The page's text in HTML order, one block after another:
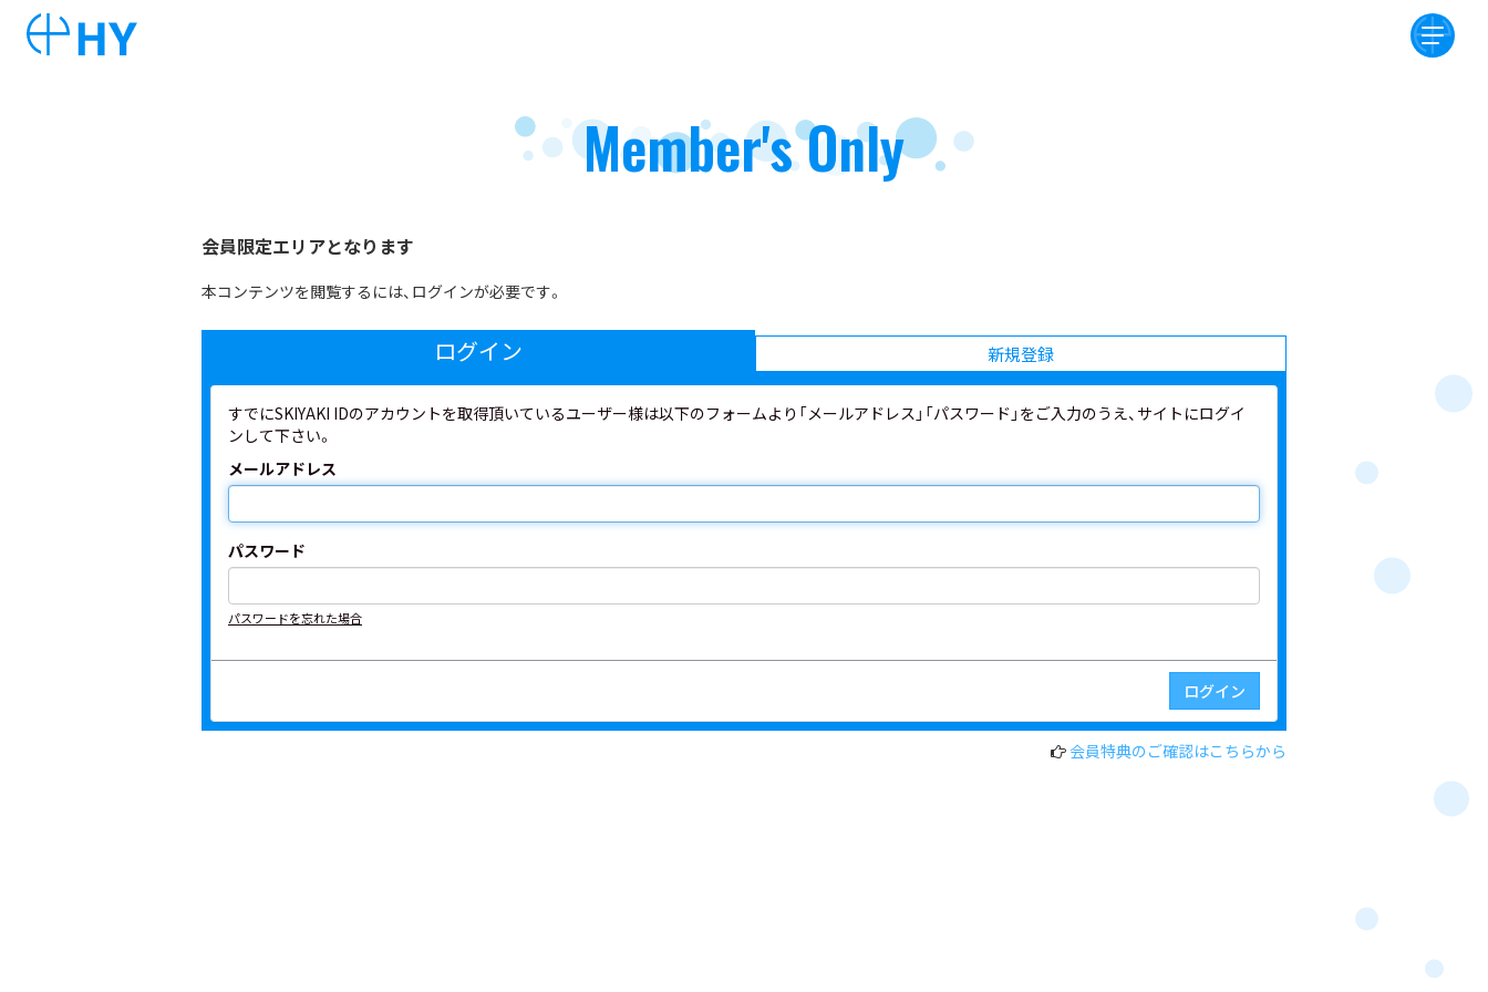
Member's Only
会員限定エリアとなります
本コンテンツを閲覧するには、ログインが必要です。
ログイン 新規登録
すでにSKIYAKI IDのアカウントを取得頂いているユーザー様は以下のフォームより「メールアドレス」「パスワード」をご入力のうえ、サイトにログイ
ンして下さい。
メールアドレス
パスワード
パスワードを忘れた場合
会員特典のご確認はこちらから